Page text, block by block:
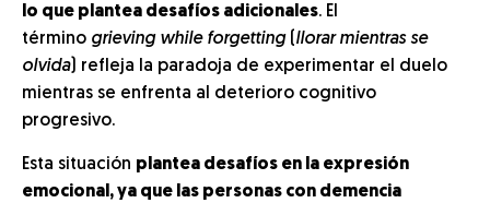
lo que plantea desafíos adicionales. El
término grieving while forgetting(llorar mientras se
olvida) refleja la paradoja de experimentar el duelo
mientras se enfrenta al deterioro cognitivo
progresivo.
Esta situación plantea desafíos en la expresión
emocional, ya que las personas con demencia